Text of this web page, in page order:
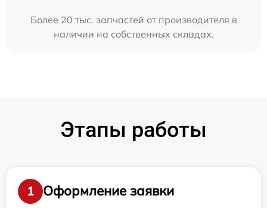
Более 20 тыс. запчастей от производителя в
наличии на собственных складах.
Этапы работы
1
Оформление заявки